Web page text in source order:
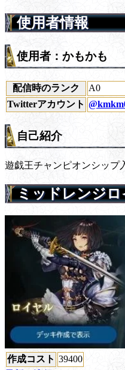
使用者情報
使用者：かもかも
配信時のランク
A0
Twitterアカウント
自己紹介
遊戯王チャンピオンシップ
ミッドレンジ
作成コスト 39400